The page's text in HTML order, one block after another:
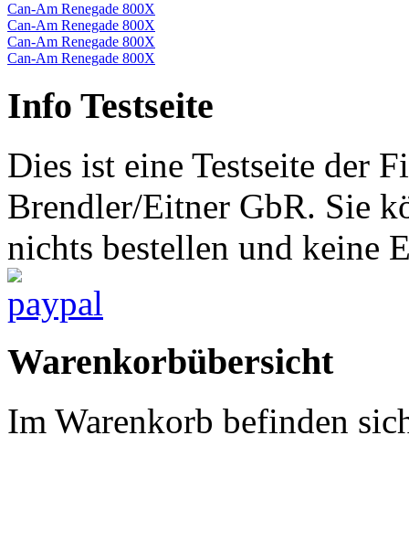
Can-Am Renegade 800X
Can-Am Renegade 800X
Can-Am Renegade 800X
Can-Am Renegade 800X
Info Testseite
Dies ist eine Testseite der
Brendler/Eitner GbR. Sie
nichts bestellen und keine
Warenkorbübersicht
Im Warenkorb befinden